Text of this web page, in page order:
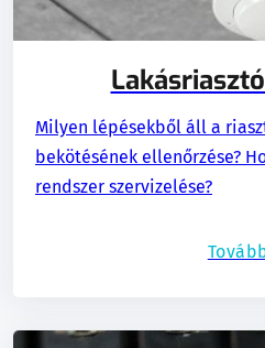
Milyen lépésekből áll a
bekötésének ellenőrzése?
rendszer szervizelése?